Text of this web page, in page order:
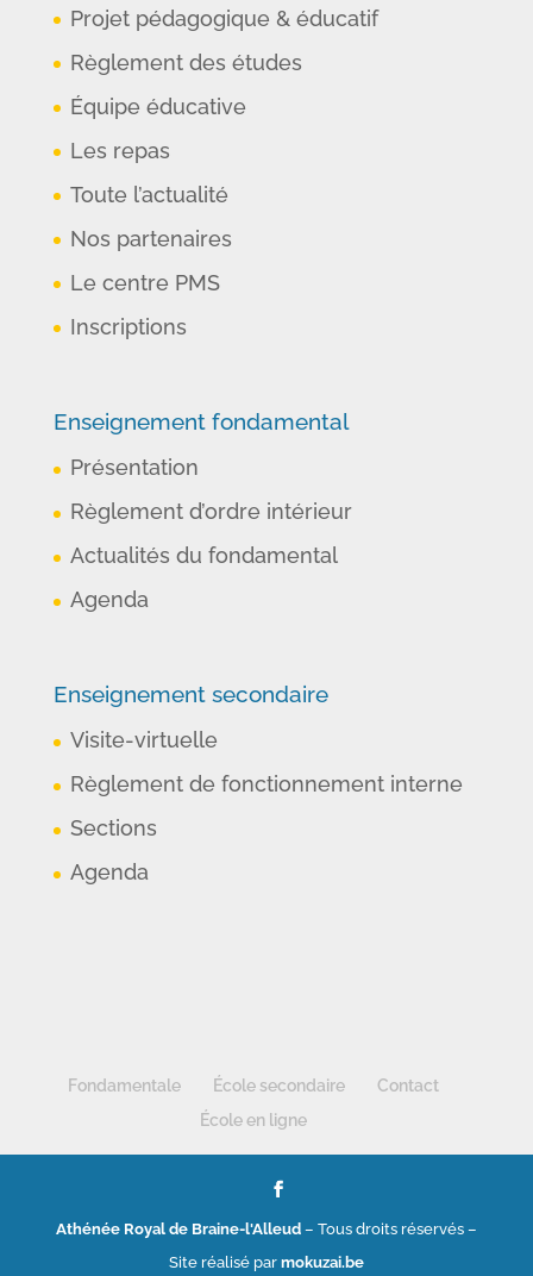
Projet pédagogique & éducatif
Règlement des études
Équipe éducative
Les repas
Toute l’actualité
Nos partenaires
Le centre PMS
Inscriptions
Enseignement fondamental
Présentation
Règlement d’ordre intérieur
Actualités du fondamental
Agenda
Enseignement secondaire
Visite-virtuelle
Règlement de fonctionnement interne
Sections
Agenda
Fondamentale École secondaire
Contact
École en ligne
Athénée Royal de Braine-l'Alleud– Tous droits réservés –
Site réalisé par mokuzai.be